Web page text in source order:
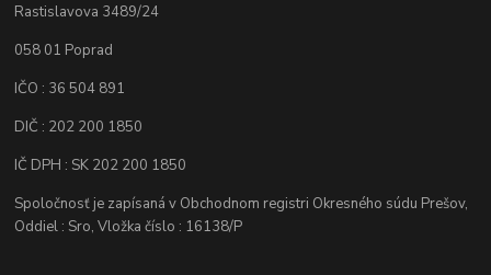
Rastislavova 3489/24
058 01 Poprad
IČO : 36 504 891
DIČ : 202 200 1850
IČ DPH : SK 202 200 1850
Spoločnosť je zapísaná v Obchodnom registri Okresného súdu Prešov,
Oddiel : Sro, Vložka číslo : 16138/P